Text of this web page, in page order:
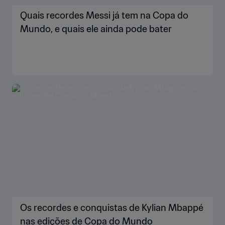
Quais recordes Messi já tem na Copa do
Mundo, e quais ele ainda pode bater
Os recordes e conquistas de Kylian Mbappé
nas edições de Copa do Mundo